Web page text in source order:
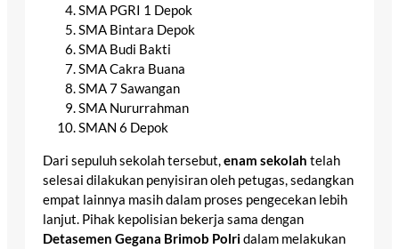
SMA PGRI 1 Depok
SMA Bintara Depok
SMA Budi Bakti
SMA Cakra Buana
SMA 7 Sawangan
SMA Nururrahman
SMAN 6 Depok
Dari sepuluh sekolah tersebut,enam sekolah telah
selesai dilakukan penyisiran oleh petugas, sedangkan
empat lainnya masih dalam proses pengecekan lebih
lanjut. Pihak kepolisian bekerja sama dengan
Detasemen Gegana Brimob Polridalam melakukan